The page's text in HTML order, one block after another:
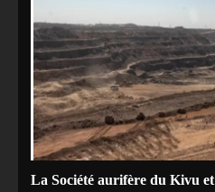
La Société aurifère du Kivu